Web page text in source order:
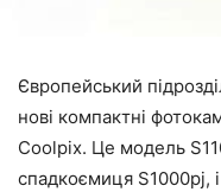
Європейський
нові компактні
Coolpix. Це модель
спадкоємиця S1000pj,